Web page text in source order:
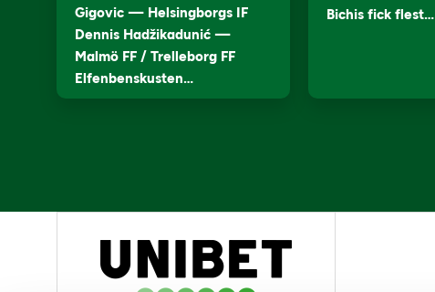
Gigovic — Helsingborgs IF
Dennis Hadžikadunić —
Malmö FF / Trelleborg FF
Elfenbenskusten…
Bichis fick flest…